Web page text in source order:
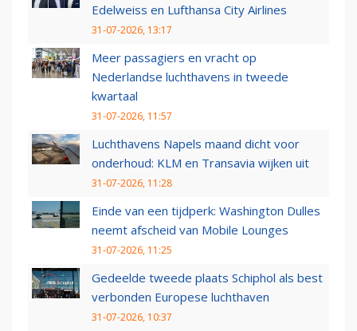
Edelweiss en Lufthansa City Airlines
31-07-2026, 13:17
Meer passagiers en vracht op
Nederlandse luchthavens in tweede
kwartaal
31-07-2026, 11:57
Luchthavens Napels maand dicht voor
onderhoud: KLM en Transavia wijken uit
31-07-2026, 11:28
Einde van een tijdperk: Washington Dulles
neemt afscheid van Mobile Lounges
31-07-2026, 11:25
Gedeelde tweede plaats Schiphol als best
verbonden Europese luchthaven
31-07-2026, 10:37